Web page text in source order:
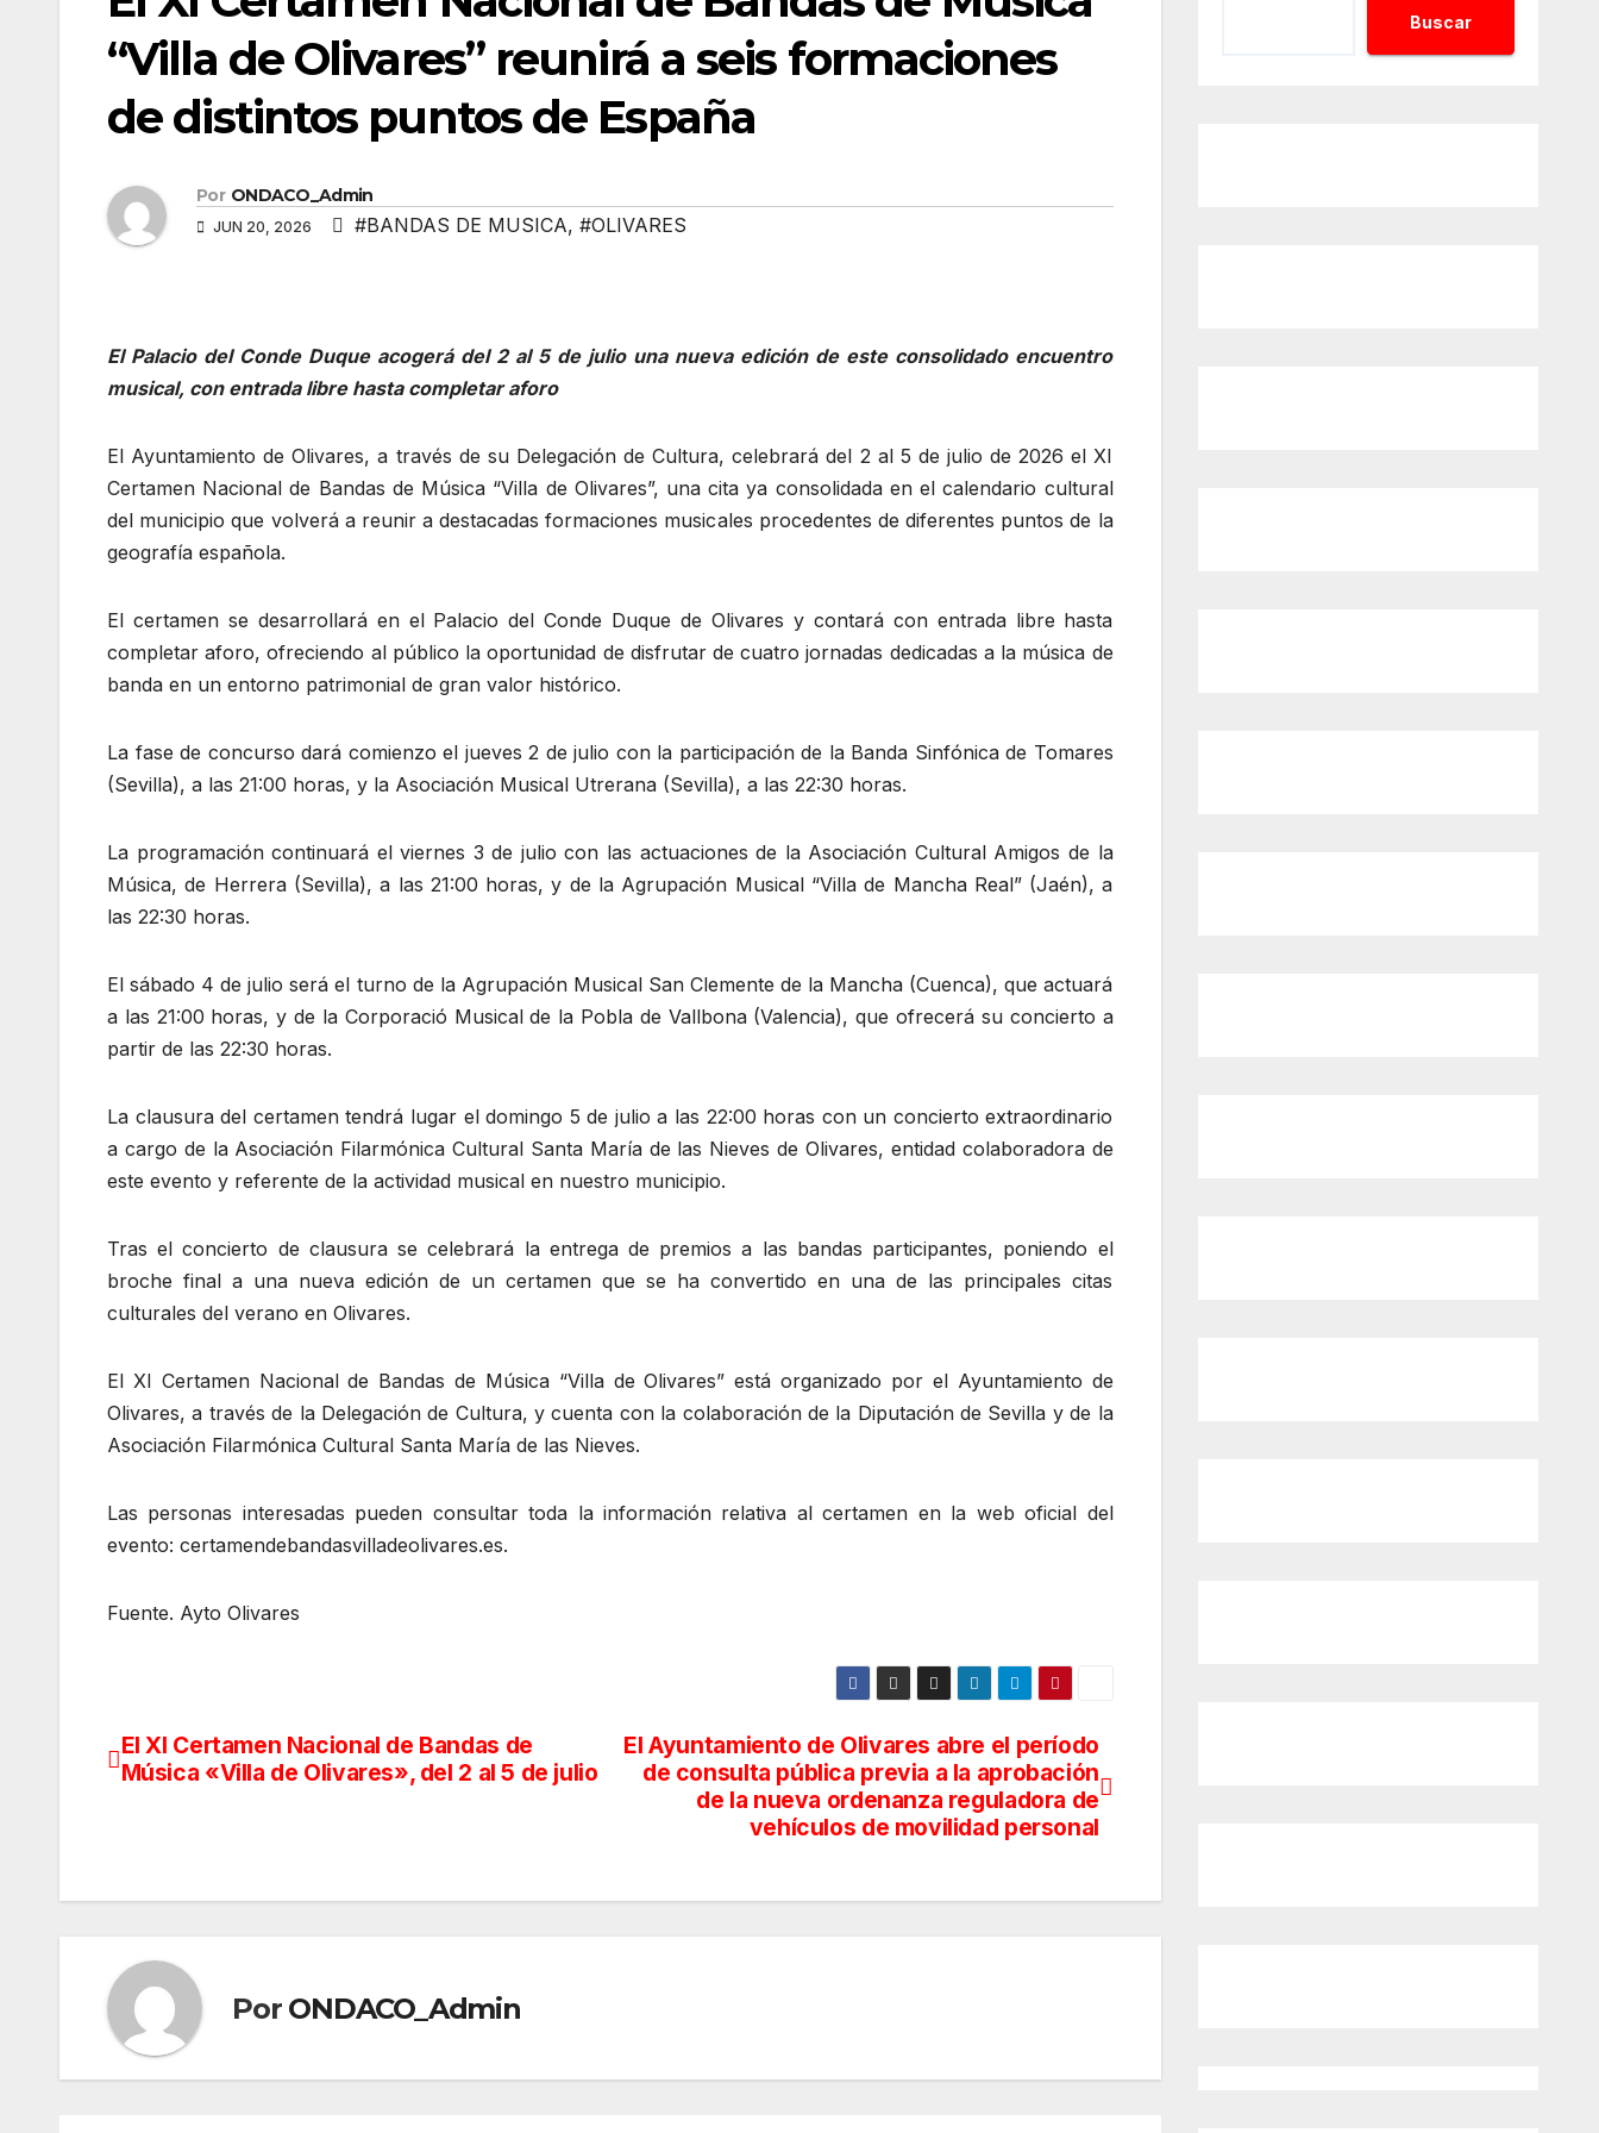
“Villa de Olivares” reunirá a seis formaciones
de distintos puntos de España
Por ONDACO_Admin
JUN 20, 2026 #BANDAS DE MUSICA, #OLIVARES
El Palacio del Conde Duque acogerá del 2 al 5 de julio una nueva edición de este consolidado encuentro
musical, con entrada libre hasta completar aforo
El Ayuntamiento de Olivares, a través de su Delegación de Cultura, celebrará del 2 al 5 de julio de 2026 el XI
Certamen Nacional de Bandas de Música “Villa de Olivares”, una cita ya consolidada en el calendario cultural
del municipio que volverá a reunir a destacadas formaciones musicales procedentes de diferentes puntos de la
geografía española.
El certamen se desarrollará en el Palacio del Conde Duque de Olivares y contará con entrada libre hasta
completar aforo, ofreciendo al público la oportunidad de disfrutar de cuatro jornadas dedicadas a la música de
banda en un entorno patrimonial de gran valor histórico.
La fase de concurso dará comienzo el jueves 2 de julio con la participación de la Banda Sinfónica de Tomares
(Sevilla), a las 21:00 horas, y la Asociación Musical Utrerana (Sevilla), a las 22:30 horas.
La programación continuará el viernes 3 de julio con las actuaciones de la Asociación Cultural Amigos de la
Música, de Herrera (Sevilla), a las 21:00 horas, y de la Agrupación Musical “Villa de Mancha Real” (Jaén), a
las 22:30 horas.
El sábado 4 de julio será el turno de la Agrupación Musical San Clemente de la Mancha (Cuenca), que actuará
a las 21:00 horas, y de la Corporació Musical de la Pobla de Vallbona (Valencia), que ofrecerá su concierto a
partir de las 22:30 horas.
La clausura del certamen tendrá lugar el domingo 5 de julio a las 22:00 horas con un concierto extraordinario
a cargo de la Asociación Filarmónica Cultural Santa María de las Nieves de Olivares, entidad colaboradora de
este evento y referente de la actividad musical en nuestro municipio.
Tras el concierto de clausura se celebrará la entrega de premios a las bandas participantes, poniendo el
broche final a una nueva edición de un certamen que se ha convertido en una de las principales citas
culturales del verano en Olivares.
El XI Certamen Nacional de Bandas de Música “Villa de Olivares” está organizado por el Ayuntamiento de
Olivares, a través de la Delegación de Cultura, y cuenta con la colaboración de la Diputación de Sevilla y de la
Asociación Filarmónica Cultural Santa María de las Nieves.
Las personas interesadas pueden consultar toda la información relativa al certamen en la web oficial del
evento: certamendebandasvilladeolivares.es.
Fuente. Ayto Olivares
Navegación
El Ayuntamiento de Olivares abre el período
de consulta pública previa a la aprobación
de la nueva ordenanza reguladora de
vehículos de movilidad personal
El XI Certamen Nacional de Bandas de
Música «Villa de Olivares», del 2 al 5 de julio
Por ONDACO_Admin
Buscar